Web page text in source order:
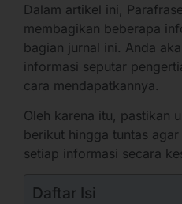
Dalam artikel ini,
membagikan beberapa
bagian jurnal ini. Anda
informasi seputar
cara mendapatkannya.
Oleh karena itu, pastikan
berikut hingga tuntas
setiap informasi secara
Daftar Isi